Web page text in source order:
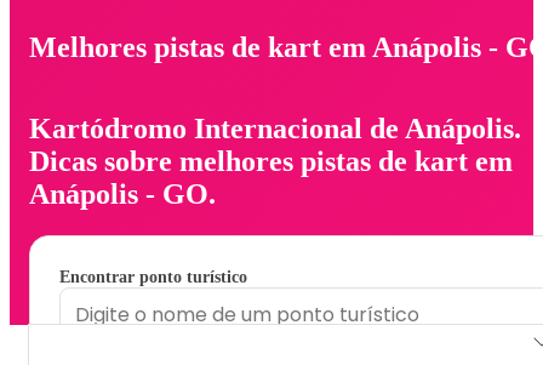
Melhores pistas de kart em Anápolis -
Kartódromo Internacional de Anápolis.
Dicas sobre melhores pistas de kart em
Anápolis - GO.
Encontrar ponto turístico